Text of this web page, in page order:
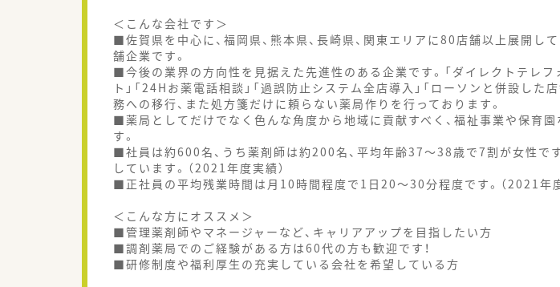
＜こんな会社です＞
■佐賀県を中心に、福岡県、熊本県、長崎県、関東エリアに80店舗以上展開し
舗企業です。
■今後の業界の方向性を見据えた先進性のある企業です。「ダイレクトテレフ
ト」「24Hお薬電話相談」「過誤防止システム全店導入」「ローソンと併設した
務への移行、また処方箋だけに頼らない薬局作りを行っております。
■薬局としてだけでなく色んな角度から地域に貢献すべく、福祉事業や保育
す。
■社員は約600名、うち薬剤師は約200名、平均年齢37～38歳で7割が女性で
しています。（2021年度実績）
■正社員の平均残業時間は月10時間程度で1日20～30分程度です。（2021年度
＜こんな方にオススメ＞
■管理薬剤師やマネージャーなど、キャリアアップを目指したい方
■調剤薬局でのご経験がある方は60代の方も歓迎です！
■研修制度や福利厚生の充実している会社を希望している方